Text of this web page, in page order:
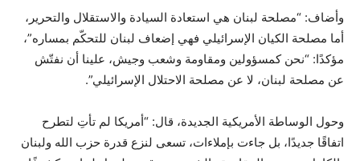
وأضاف: “مصلحة لبنان هي استعادة السيادة والاستقلال والتحرير،
أما مصلحة الكيان الإسرائيلي فهي إضعاف لبنان للتحكّم بمساره”،
مؤكدًا: “نحن كمسؤولين ومقاومة وشعب وجيش، علينا أن نفتّش
عن مصلحة لبنان، لا عن مصلحة الاحتلال الإسرائيلي”.
وحول الوساطة الأمريكية الجديدة، قال: “أمريكا لم تأتِ لتطرح
اتفاقًا جديدًا، بل جاءت بإملاءات، تسعى لنزع قدرة حزب الله ولبنان